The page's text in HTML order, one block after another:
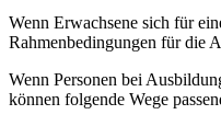
Wenn Erwachsene sich für
Rahmenbedingungen für die
Wenn Personen bei
können folgende Wege